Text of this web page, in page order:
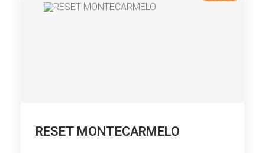
RESET MONTECARMELO